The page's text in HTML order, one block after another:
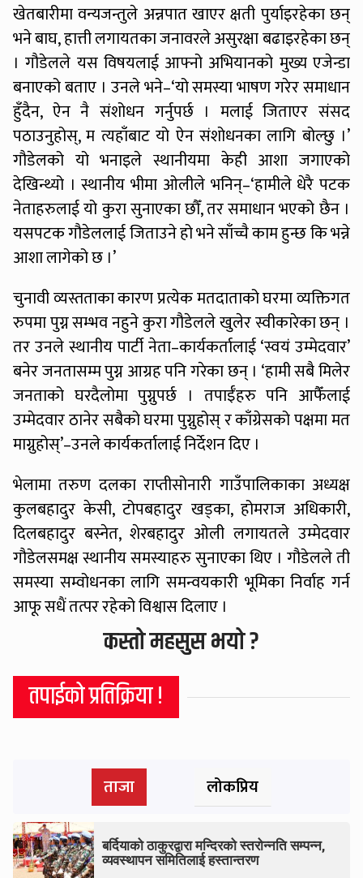
खेतबारीमा वन्यजन्तुले अन्नपात खाएर क्षती पुर्याइरहेका छन्
भने बाघ, हात्ती लगायतका जनावरले असुरक्षा बढाइरहेका छन्
। गौडेलले यस विषयलाई आफ्नो अभियानको मुख्य एजेन्डा
बनाएको बताए । उनले भने–‘यो समस्या भाषण गरेर समाधान
हुँदैन, ऐन नै संशोधन गर्नुपर्छ । मलाई जिताएर संसद
पठाउनुहोस्, म त्यहाँबाट यो ऐन संशोधनका लागि बोल्छु ।’
गौडेलको यो भनाइले स्थानीयमा केही आशा जगाएको
देखिन्थ्यो । स्थानीय भीमा ओलीले भनिन्–‘हामीले धेरै पटक
नेताहरुलाई यो कुरा सुनाएका छौँ, तर समाधान भएको छैन ।
यसपटक गौडेललाई जिताउने हो भने साँच्चै काम हुन्छ कि भन्ने
आशा लागेको छ ।’
चुनावी व्यस्तताका कारण प्रत्येक मतदाताको घरमा व्यक्तिगत
रुपमा पुग्न सम्भव नहुने कुरा गौडेलले खुलेर स्वीकारेका छन् ।
तर उनले स्थानीय पार्टी नेता–कार्यकर्तालाई ‘स्वयं उम्मेदवार’
बनेर जनतासम्म पुग्न आग्रह पनि गरेका छन् । ‘हामी सबै मिलेर
जनताको घरदैलोमा पुग्नुपर्छ । तपाईँहरु पनि आफैँलाई
उम्मेदवार ठानेर सबैको घरमा पुग्नुहोस् र काँग्रेसको पक्षमा मत
माग्नुहोस्’–उनले कार्यकर्तालाई निर्देशन दिए ।
भेलामा तरुण दलका राप्तीसोनारी गाउँपालिकाका अध्यक्ष
कुलबहादुर केसी, टोपबहादुर खड्का, होमराज अधिकारी,
दिलबहादुर बस्नेत, शेरबहादुर ओली लगायतले उम्मेदवार
गौडेलसमक्ष स्थानीय समस्याहरु सुनाएका थिए । गौडेलले ती
समस्या सम्वोधनका लागि समन्वयकारी भूमिका निर्वाह गर्न
आफू सधैं तत्पर रहेको विश्वास दिलाए ।
कस्तो महसुस भयो ?
तपाईको प्रतिक्रिया !
ताजा लोकप्रिय
बर्दियाको ठाकुरद्वारा मन्दिरको स्तरोन्नति सम्पन्न,
व्यवस्थापन समितिलाई हस्तान्तरण